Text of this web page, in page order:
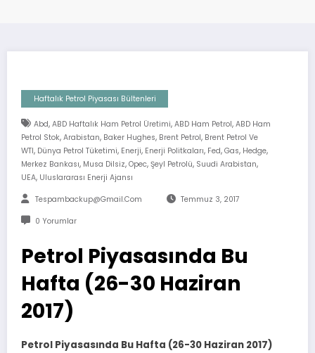
Haftalık Petrol Piyasası Bültenleri
Abd, ABD Haftalık Ham Petrol Üretimi, ABD Ham Petrol, ABD Ham
Petrol Stok, Arabistan, Baker Hughes, Brent Petrol, Brent Petrol Ve
WTI, Dünya Petrol Tüketimi, Enerji, Enerji Politkaları, Fed, Gas, Hedge,
Merkez Bankası, Musa Dilsiz, Opec, Şeyl Petrolü, Suudi Arabistan,
UEA, Uluslararası Enerji Ajansı
Tespambackup@gmail.com Temmuz 3, 2017
0 Yorumlar
Petrol Piyasasında Bu
Hafta (26-30 Haziran
2017)
Petrol Piyasasında Bu Hafta (26-30 Haziran 2017)